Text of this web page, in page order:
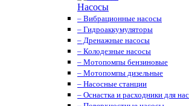
Насосы
– Вибрационные насосы
– Гидроаккумуляторы
– Дренажные насосы
– Колодезные насосы
– Мотопомпы бензиновые
– Мотопомпы дизельные
– Насосные станции
– Оснастка и расходники для